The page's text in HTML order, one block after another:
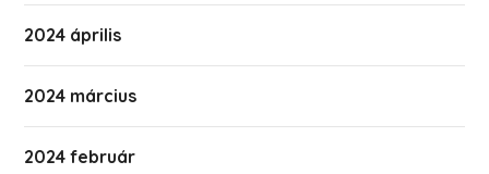
2024 április
2024 március
2024 február